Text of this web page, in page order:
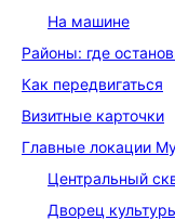
На машине
Районы: где
Как передвигаться
Визитные карточки
Главные локации
Центральный
Дворец